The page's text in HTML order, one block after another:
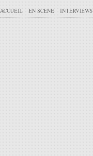
ACCUEIL EN SCÈNE INTERVIEWS